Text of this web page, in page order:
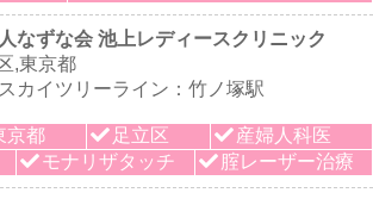
なずな会 池上レディースクリニック
,東京都
カイツリーライン：竹ノ塚駅
京都 足立区
産婦人科医
モナリザタッチ 腟レーザー治療